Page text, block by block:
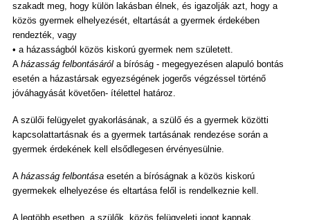
szakadt meg, hogy külön lakásban élnek, és igazolják azt, hogy a
közös gyermek elhelyezését, eltartását a gyermek érdekében
rendezték, vagy
• a házasságból közös kiskorú gyermek nem született.
A házasság felbontásáról a bíróság - megegyezésen alapuló bontás
esetén a házastársak egyezségének jogerős végzéssel történő
jóváhagyását követően- ítélettel határoz.
A szülői felügyelet gyakorlásának, a szülő és a gyermek közötti
kapcsolattartásnak és a gyermek tartásának rendezése során a
gyermek érdekének kell elsődlegesen érvényesülnie.
A házasság felbontása esetén a bíróságnak a közös kiskorú
gyermekek elhelyezése és eltartása felől is rendelkeznie kell.
A legtöbb esetben a szülők, közös felügyeleti jogot kapnak.